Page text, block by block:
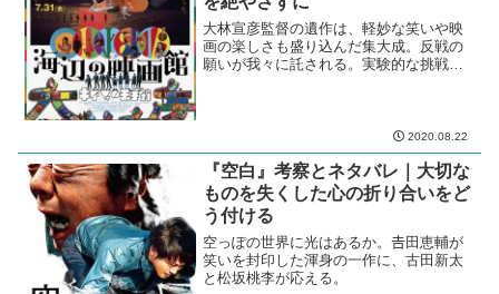
大林宣彦監督の遺作は、軽妙な笑いや映
画の楽しさも盛り込んだ集大成。反戦の
願いが我々に託される。実験的な挑戦も
2020.08.22
『空白』考察とネタバレ｜大切な
ものを失くした心の折り合いをど
う付ける
空っぽの世界に光はあるか。𠮷田恵輔が
笑いを封印した渾身の一作に、古田新太
と松坂桃李が応える。